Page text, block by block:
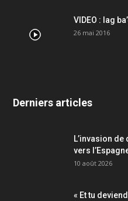
VIDEO : lag
26 mai 2016
Derniers articles
L’invasion
vers
10 août 2026
« Et tu